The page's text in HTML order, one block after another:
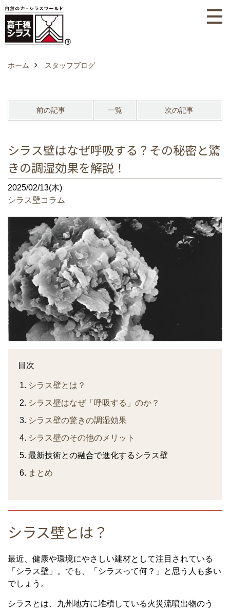
ホーム スタッフブログ
前の記事 一覧 次の記事
シラス壁はなぜ呼吸する？その秘密と驚
きの調湿効果を解説！
2025/02/13(木)
シラス壁コラム
目次
シラス壁とは？
シラス壁はなぜ「呼吸する」のか？
シラス壁の驚きの調湿効果
シラス壁のその他のメリット
最新技術との融合で進化するシラス壁
まとめ
シラス壁とは？
最近、健康や環境にやさしい建材として注目されている
「シラス壁」。でも、「シラスって何？」と思う人も多い
でしょう。
シラスとは、九州地方に堆積している火災流噴出物のう